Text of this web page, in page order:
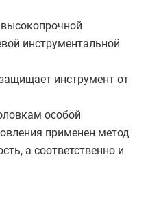
высокопрочной
инструментальной
инструмент от
особой
применен метод
а соответственно и